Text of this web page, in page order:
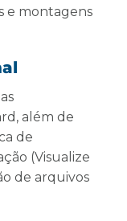
e montagens
além de
de
(Visualize
de arquivos